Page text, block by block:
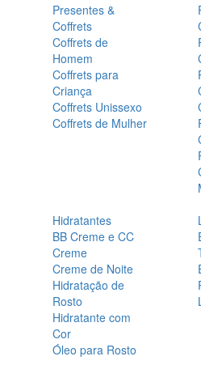
Presentes &
Coffrets
Coffrets de
Homem
Coffrets para
Criança
Coffrets Unissexo
Coffrets de Mulher
Hidratantes
BB Creme e CC
Creme
Creme de Noite
Hidratação de
Rosto
Hidratante com
Cor
Óleo para Rosto